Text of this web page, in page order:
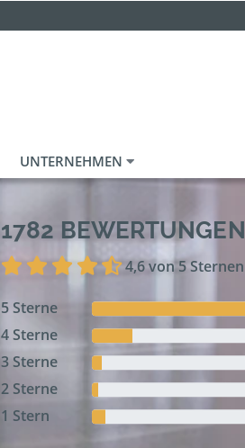
UNTERNEHMEN
1782 BEWERTUNGEN
4,6 von 5 Sternen
5 Sterne
4 Sterne
3 Sterne
2 Sterne
1 Stern